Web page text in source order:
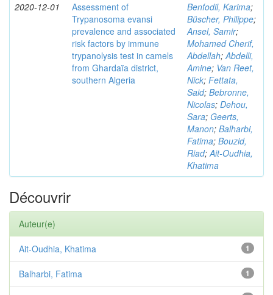
2020-12-01
Assessment of
Trypanosoma evansi
prevalence and associated
risk factors by immune
trypanolysis test in camels
from Ghardaïa district,
southern Algeria
Benfodil, Karima;
Büscher, Philippe;
Ansel, Samir;
Mohamed Cherif,
Abdellah;Abdelli,
Amine; Van Reet,
Nick; Fettata,
Said; Bebronne,
Nicolas; Dehou,
Sara; Geerts,
Manon; Balharbi,
Fatima; Bouzid,
Riad;Ait-Oudhia,
Khatima
Découvrir
Auteur(e)
1
Ait-Oudhia, Khatima
1
Balharbi, Fatima